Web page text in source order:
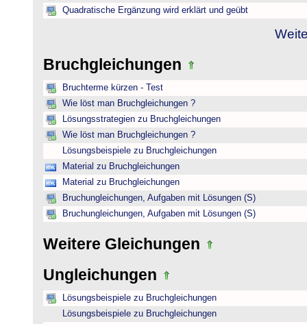
Quadratische Ergänzung wird erklärt und geübt
Bruchgleichungen
Bruchterme kürzen - Test
Wie löst man Bruchgleichungen ?
Lösungsstrategien zu Bruchgleichungen
Wie löst man Bruchgleichungen ?
Lösungsbeispiele zu Bruchgleichungen
Material zu Bruchgleichungen
Material zu Bruchgleichungen
Bruchungleichungen, Aufgaben mit Lösungen (S)
Bruchungleichungen, Aufgaben mit Lösungen (S)
Weitere Gleichungen
Ungleichungen
Lösungsbeispiele zu Bruchgleichungen
Lösungsbeispiele zu Bruchgleichungen